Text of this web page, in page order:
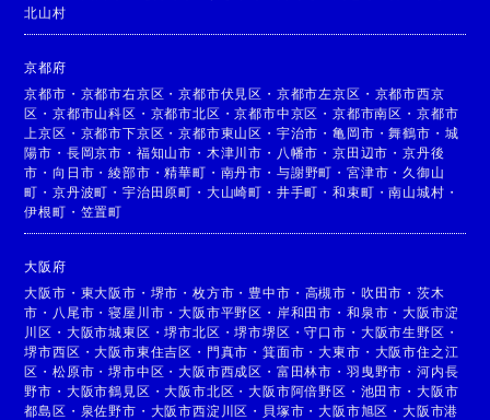
北山村
京都府
京都市 ・ 京都市右京区 ・京都市伏見区 ・ 京都市左京区 ・ 京都市西京
区 ・京都市山科区 ・ 京都市北区 ・京都市中京区 ・京都市南区 ・ 京都市
上京区 ・ 京都市下京区 ・京都市東山区 ・ 宇治市 ・亀岡市 ・舞鶴市 ・ 城
陽市 ・ 長岡京市 ・ 福知山市 ・ 木津川市 ・ 八幡市 ・京田辺市 ・京丹後
市 ・向日市 ・綾部市 ・精華町 ・ 南丹市 ・ 与謝野町 ・ 宮津市 ・ 久御山
町 ・京丹波町 ・宇治田原町 ・ 大山崎町 ・ 井手町 ・和束町 ・南山城村 ・
伊根町 ・ 笠置町
大阪府
大阪市 ・ 東大阪市 ・ 堺市 ・枚方市 ・ 豊中市 ・ 高槻市 ・ 吹田市 ・ 茨木
市 ・ 八尾市 ・寝屋川市 ・大阪市平野区 ・ 岸和田市 ・ 和泉市 ・大阪市淀
川区 ・ 大阪市城東区 ・堺市北区 ・堺市堺区 ・守口市 ・ 大阪市生野区 ・
堺市西区 ・大阪市東住吉区 ・ 門真市 ・箕面市 ・大東市 ・ 大阪市住之江
区 ・松原市 ・堺市中区 ・大阪市西成区 ・ 富田林市 ・ 羽曳野市 ・ 河内長
野市 ・ 大阪市鶴見区 ・大阪市北区 ・大阪市阿倍野区 ・ 池田市 ・ 大阪市
都島区 ・ 泉佐野市 ・ 大阪市西淀川区 ・ 貝塚市 ・大阪市旭区 ・大阪市港